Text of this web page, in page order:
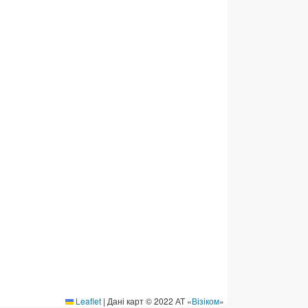
Leaflet | Дані карт © 2022 АТ «Візіком»